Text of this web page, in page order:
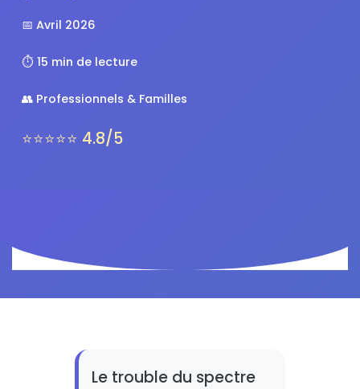
📅 Avril 2026
⏱️ 15 min de lecture
👥 Professionnels & Familles
⭐⭐⭐⭐⭐ 4.8/5
Le trouble du spectre